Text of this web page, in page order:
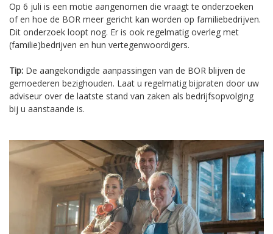
Op 6 juli is een motie aangenomen die vraagt te onderzoeken
of en hoe de BOR meer gericht kan worden op familiebedrijven.
Dit onderzoek loopt nog. Er is ook regelmatig overleg met
(familie)bedrijven en hun vertegenwoordigers.
Tip: De aangekondigde aanpassingen van de BOR blijven de
gemoederen bezighouden. Laat u regelmatig bijpraten door uw
adviseur over de laatste stand van zaken als bedrijfsopvolging
bij u aanstaande is.